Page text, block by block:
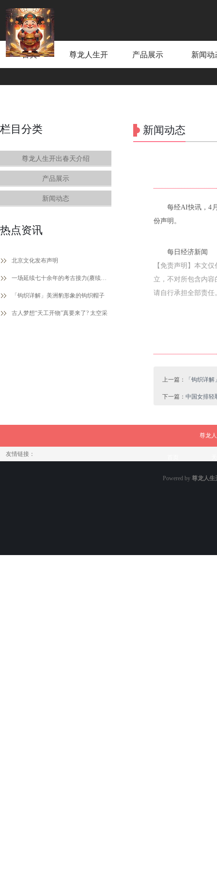
首页 尊龙人生开 产品展示 新闻动
栏目分类
尊龙人生开出春天介绍
产品展示
新闻动态
热点资讯
北京文化发布声明
一场延续七十余年的考古接力(赓续历史文
「钩织详解」美洲豹形象的钩织帽子
古人梦想“天工开物”真要来了? 太空采
新闻动态
每经AI快讯，4
份声明。
每日经济新闻
【免责声明】本文
立，不对所包含内
请自行承担全部责任
上一篇： 「钩织详
下一篇： 中国女排轻
尊龙
友情链接：
Powered by 尊龙人生